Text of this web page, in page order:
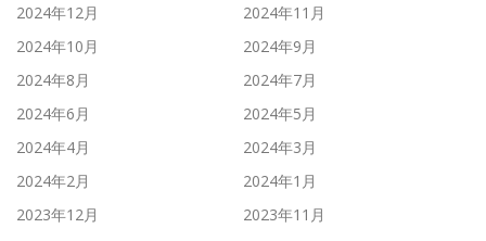
2024年12月
2024年11月
2024年10月
2024年9月
2024年8月
2024年7月
2024年6月
2024年5月
2024年4月
2024年3月
2024年2月
2024年1月
2023年12月
2023年11月